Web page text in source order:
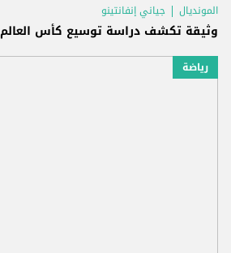
المونديال جياني إنفانتينو
وثيقة تكشف دراسة توسيع كأس العالم 2030 إلى 64 منتخباً
رياضة